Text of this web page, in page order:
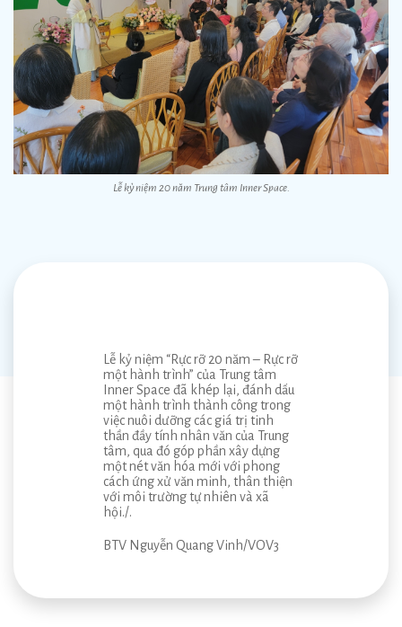
Lễ kỷ niệm 20 năm Trung tâm Inner Space.
Lễ kỷ niệm “Rực rỡ 20 năm – Rực rỡ
một hành trình” của Trung tâm
Inner Space đã khép lại, đánh dấu
một hành trình thành công trong
việc nuôi dưỡng các giá trị tinh
thần đầy tính nhân văn của Trung
tâm, qua đó góp phần xây dựng
một nét văn hóa mới với phong
cách ứng xử văn minh, thân thiện
với môi trường tự nhiên và xã
hội./.
BTV Nguyễn Quang Vinh/VOV3